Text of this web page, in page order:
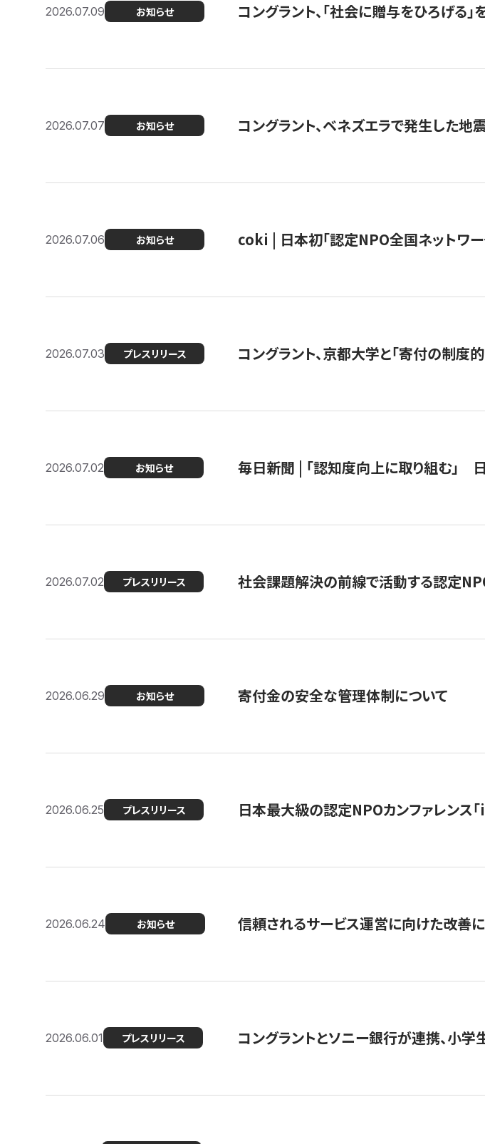
2026.07.09 お知らせ コングラント、「社会に贈与をひろげる
2026.07.07 お知らせ コングラント、ベネズエラで発生した
2026.07.06 お知らせ coki | 日本初「認定NPO全国ネットワ
2026.07.03 プレスリリース コングラント、京都大学と「寄付の制
2026.07.02 お知らせ 毎日新聞 | 「認知度向上に取り組む」
2026.07.02 プレスリリース 社会課題解決の前線で活動する認定
2026.06.29 お知らせ 寄付金の安全な管理体制について
2026.06.25 プレスリリース 日本最大級の認定NPOカンファレン
2026.06.24 お知らせ 信頼されるサービス運営に向けた改善
2026.06.01 プレスリリース コングラントとソニー銀行が連携、小